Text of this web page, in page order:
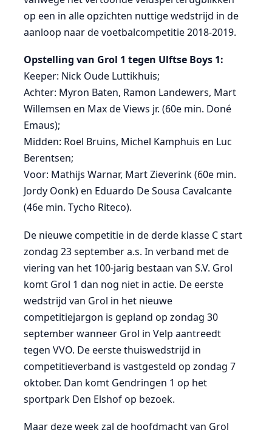
op een in alle opzichten nuttige wedstrijd in de
aanloop naar de voetbalcompetitie 2018-2019.
Opstelling van Grol 1 tegen Ulftse Boys 1:
Keeper: Nick Oude Luttikhuis;
Achter: Myron Baten, Ramon Landewers, Mart
Willemsen en Max de Views jr. (60e min. Doné
Emaus);
Midden: Roel Bruins, Michel Kamphuis en Luc
Berentsen;
Voor: Mathijs Warnar, Mart Zieverink (60e min.
Jordy Oonk) en Eduardo De Sousa Cavalcante
(46e min. Tycho Riteco).
De nieuwe competitie in de derde klasse C start
zondag 23 september a.s. In verband met de
viering van het 100-jarig bestaan van S.V. Grol
komt Grol 1 dan nog niet in actie. De eerste
wedstrijd van Grol in het nieuwe
competitiejargon is gepland op zondag 30
september wanneer Grol in Velp aantreedt
tegen VVO. De eerste thuiswedstrijd in
competitieverband is vastgesteld op zondag 7
oktober. Dan komt Gendringen 1 op het
sportpark Den Elshof op bezoek.
Maar deze week zal de hoofdmacht van Grol